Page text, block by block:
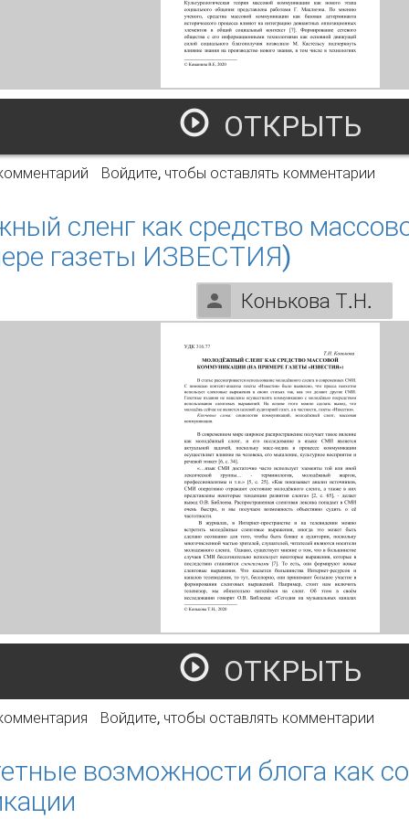
ОТКРЫТЬ
современных СМИ в развитии гражданского общества
Войдите, чтобы оставлять комментарии
сленг как средство
газеты ИЗВЕСТИЯ)
Конькова Т.Н.
ОТКРЫТЬ
сленг как средство массовой коммуникации
Войдите, чтобы оставлять комментарии
возможности блога как